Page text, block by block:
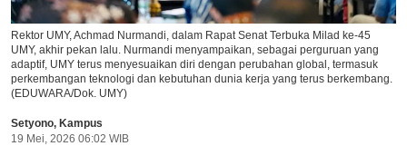
Rektor UMY, Achmad Nurmandi, dalam Rapat Senat Terbuka Milad ke-45
UMY, akhir pekan lalu. Nurmandi menyampaikan, sebagai perguruan yang
adaptif, UMY terus menyesuaikan diri dengan perubahan global, termasuk
perkembangan teknologi dan kebutuhan dunia kerja yang terus berkembang.
(EDUWARA/Dok. UMY)
Setyono, Kampus
19 Mei, 2026 06:02 WIB